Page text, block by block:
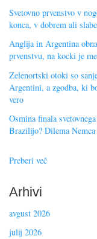
Svetovno prvenstvo v
konca, v dobrem ali
Anglija in Argentina
prvenstvu, na kocki je
Zelenortski otoki so
Argentini, a zgodba, ki
vero
Osmina finala
Brazilijo? Dilema
Preberi več
Arhivi
avgust 2026
julij 2026